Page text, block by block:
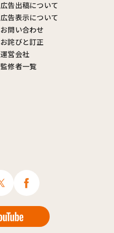
広告出稿について
広告表示について
お問い合わせ
お詫びと訂正
運営会社
監修者一覧